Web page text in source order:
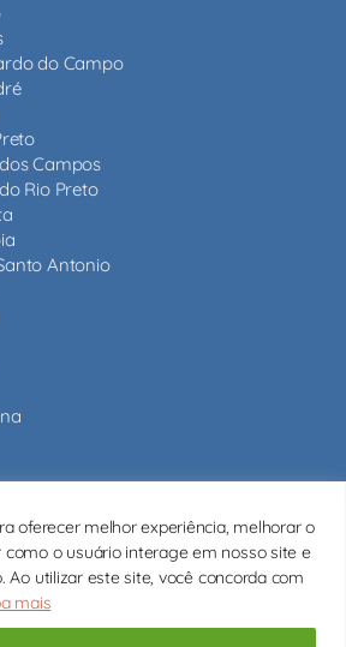
oferecer melhor experiência, melhorar o
como o usuário interage em nosso site e
Ao utilizar este site, você concorda com
mais
do Campo
Campos
Rio Preto
Antonio
em São Paulo e em todo o estado,
Conheça nossos psicólogos